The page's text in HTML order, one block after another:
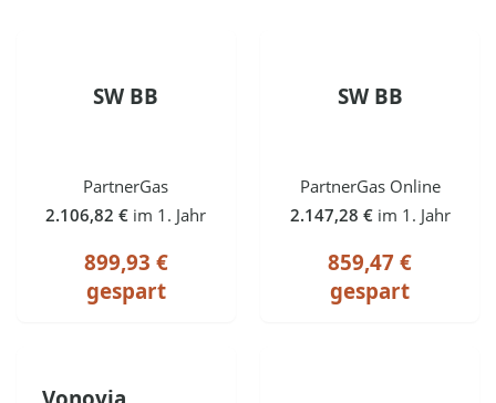
SW BB
PartnerGas
2.106,82 € im 1. Jahr
899,93 €
gespart
SW BB
PartnerGas Online
2.147,28 € im 1. Jahr
859,47 €
gespart